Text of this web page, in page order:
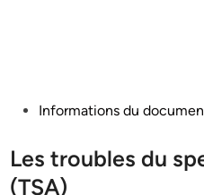
PostedInformations du
Les troubles du
(TSA)